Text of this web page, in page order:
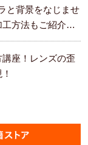
と背景をなじませ
方法もご紹介し
座！レンズの歪